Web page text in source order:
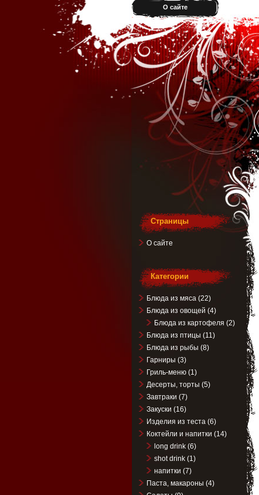
О сайте
Страницы
О сайте
Категории
Блюда из мяса(22)
Блюда из овощей (4)
Блюда из картофеля (2)
Блюда из птицы (11)
Блюда из рыбы (8)
Гарниры (3)
Гриль-меню(1)
Десерты, торты (5)
Завтраки (7)
Закуски (16)
Изделия из теста(6)
Коктейли и напитки (14)
long drink(6)
shot drink(1)
напитки (7)
Паста, макароны (4)